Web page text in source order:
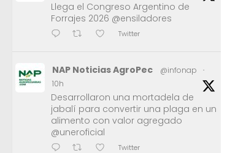
Llega el Congreso Argentino de
Forrajes 2026 @ensiladores
Twitter
NAP Noticias AgroPec @infonap
·
10h
Desarrollaron una mortadela de
jabalí para convertir una plaga en un
alimento con valor agregado
@uneroficial
Twitter